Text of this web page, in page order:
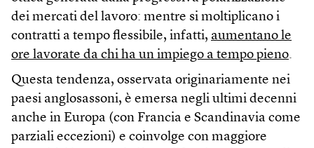
dei mercati del lavoro: mentre si moltiplicano i
contratti a tempo flessibile, infatti, aumentano le
ore lavorate da chi ha un impiego a tempo pieno.
Questa tendenza, osservata originariamente nei
paesi anglosassoni, è emersa negli ultimi decenni
anche in Europa (con Francia e Scandinavia come
parziali eccezioni) e coinvolge con maggiore